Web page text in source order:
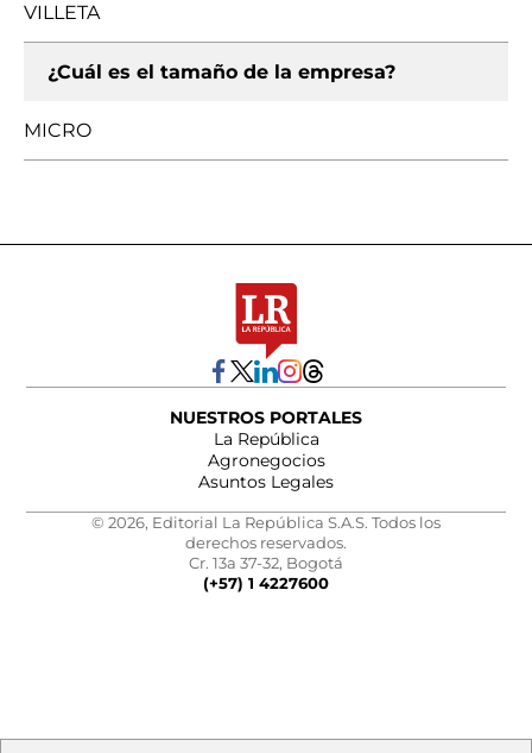
VILLETA
¿Cuál es el tamaño de la empresa?
MICRO
NUESTROS PORTALES
La República
Agronegocios
Asuntos Legales
© 2026, Editorial La República S.A.S. Todos los
derechos reservados.
Cr. 13a 37-32, Bogotá
(+57) 1 4227600